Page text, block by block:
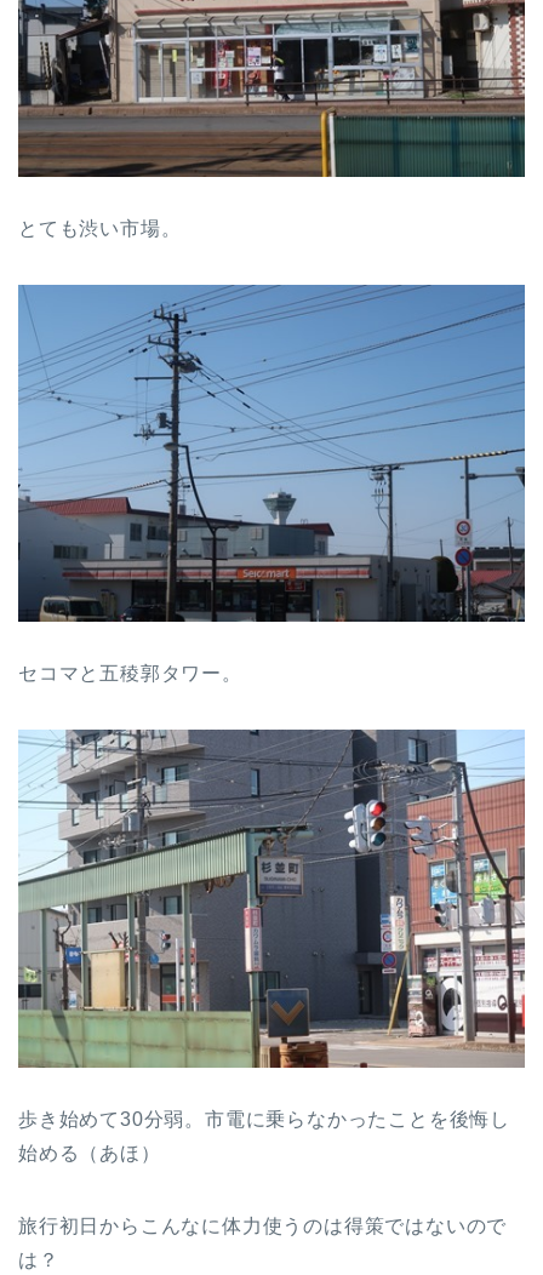
とても渋い市場。
セコマと五稜郭タワー。
歩き始めて30分弱。市電に乗らなかったことを後悔し
始める（あほ）
旅行初日からこんなに体力使うのは得策ではないので
は？